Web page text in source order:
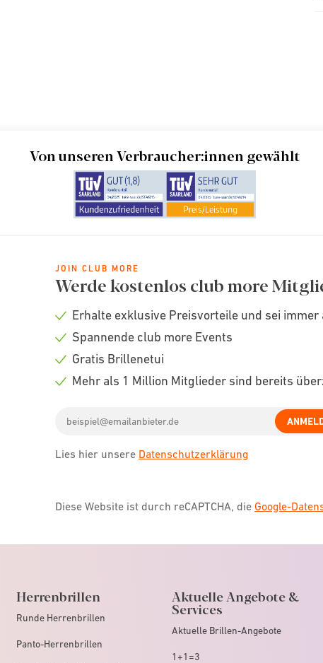
Von unseren Verbraucher:innen gewählt
JOIN CLUB MORE
Werde kostenlos club more
Check
Erhalte exklusive Preisvorteile und sei
Check
Spannende club more Events
Check
Gratis Brillenetui
Mehr als 1 Million Mitglieder sind bereits
address
Lies hier unsere Datenschutzerklärung
Diese Website ist durch reCAPTCHA, die Google-
Herrenbrillen
Runde Herrenbrillen
Panto-Herrenbrillen
Aktuelle Angebote &
Services
Aktuelle Brillen-Angebote
1+1=3